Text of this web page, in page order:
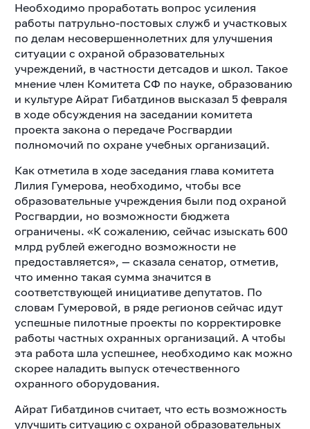
Необходимо проработать вопрос усиления
работы патрульно-постовых служб и участковых
по делам несовершеннолетних для улучшения
ситуации с охраной образовательных
учреждений, в частности детсадов и школ. Такое
мнение член Комитета СФ по науке, образованию
и культуре Айрат Гибатдинов высказал 5 февраля
в ходе обсуждения на заседании комитета
проекта закона о передаче Росгвардии
полномочий по охране учебных организаций.
Как отметила в ходе заседания глава комитета
Лилия Гумерова, необходимо, чтобы все
образовательные учреждения были под охраной
Росгвардии, но возможности бюджета
ограничены. «К сожалению, сейчас изыскать 600
млрд рублей ежегодно возможности не
предоставляется», — сказала сенатор, отметив,
что именно такая сумма значится в
соответствующей инициативе депутатов. По
словам Гумеровой, в ряде регионов сейчас идут
успешные пилотные проекты по корректировке
работы частных охранных организаций. А чтобы
эта работа шла успешнее, необходимо как можно
скорее наладить выпуск отечественного
охранного оборудования.
Айрат Гибатдинов считает, что есть возможность
улучшить ситуацию с охраной образовательных